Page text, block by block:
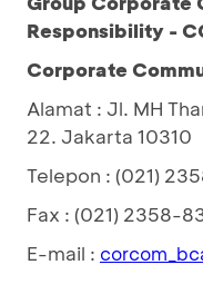
Responsibility -
Corporate
Alamat : Jl. MH
22. Jakarta 10310
Telepon : (021)
Fax : (021) 2358-
E-mail :